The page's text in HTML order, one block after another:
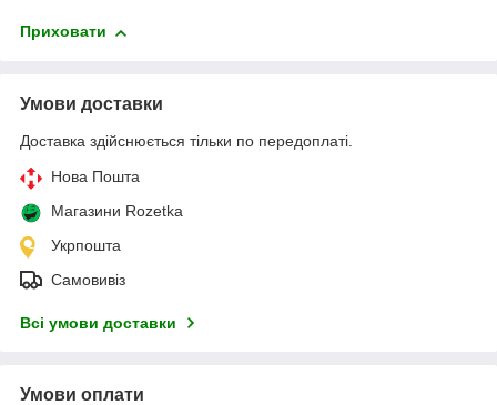
Приховати
Умови доставки
Доставка здійснюється тільки по передоплаті.
Нова Пошта
Магазини Rozetka
Укрпошта
Самовивіз
Всі умови доставки
Умови оплати